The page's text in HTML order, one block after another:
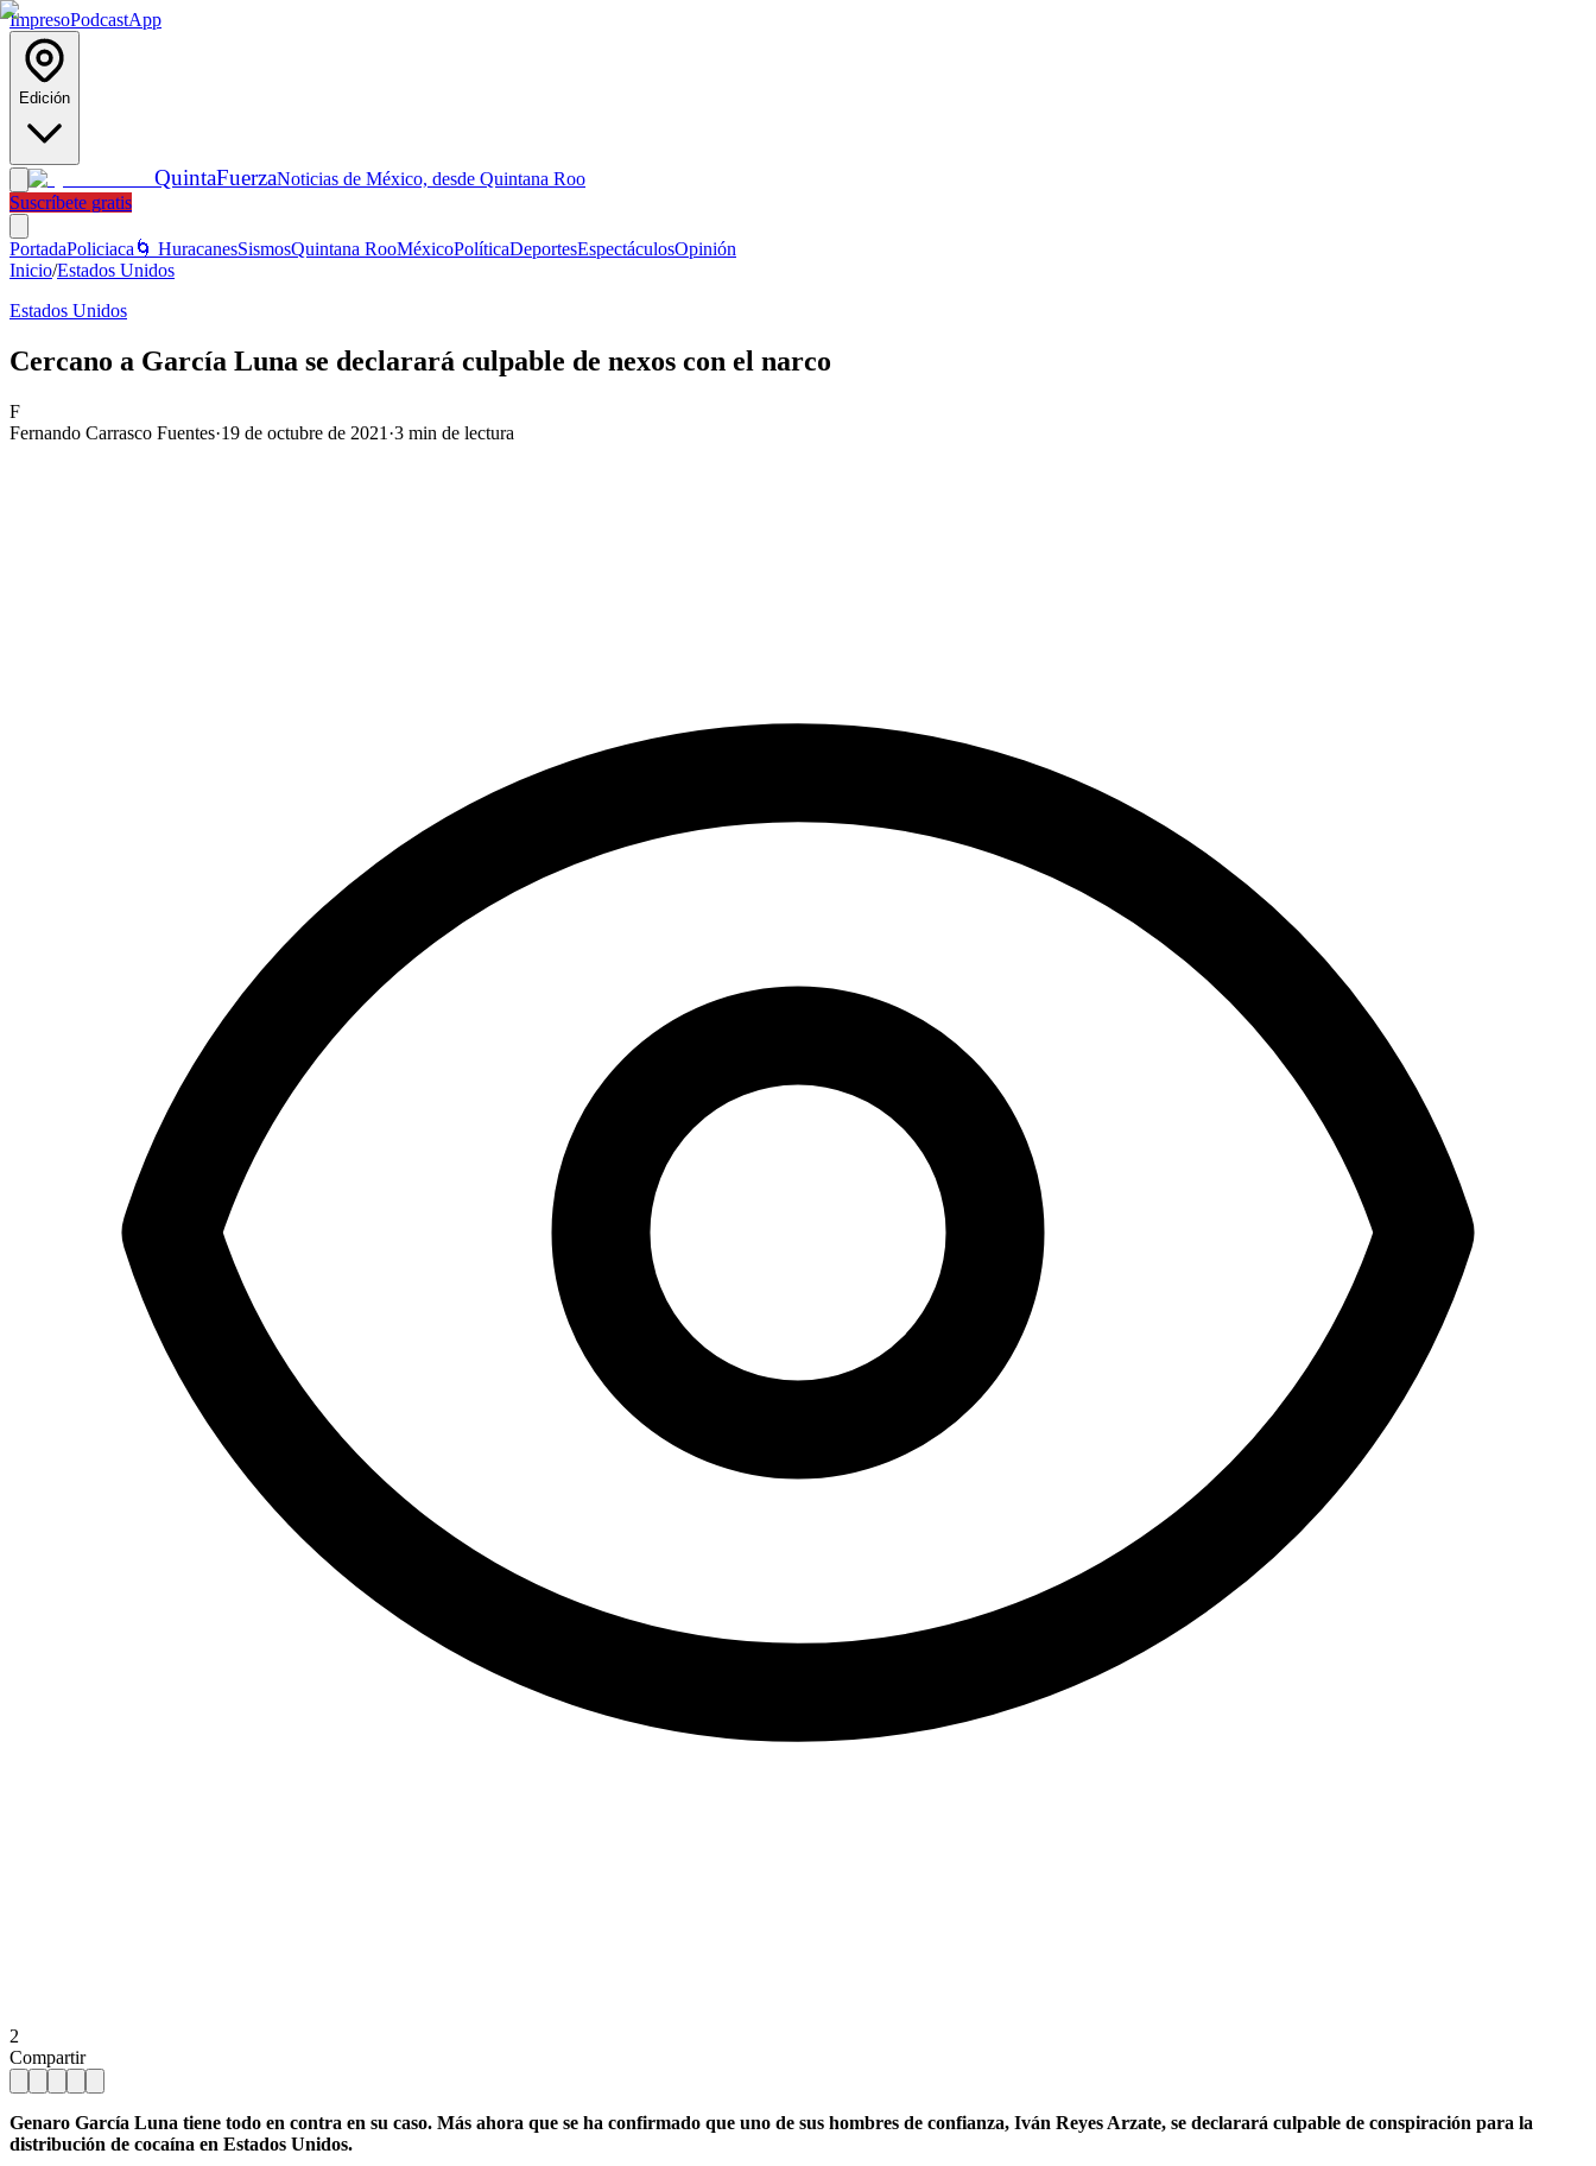
ImpresoPodcastApp
Edición
QuintaFuerzaNoticias de México, desde Quintana Roo
Suscríbete gratis
PortadaPoliciaca 🌀 HuracanesSismosQuintana RooMéxicoPolíticaDeportesEspectáculosOpinión
Inicio/Estados Unidos
Estados Unidos
Cercano a García Luna se declarará culpable de nexos con el narco
F
Fernando Carrasco Fuentes·19 de octubre de 2021 ·3 min de lectura
2
Compartir
Genaro García Luna tiene todo en contra en su caso. Más ahora que se ha confirmado que uno de sus hombres de confianza, Iván Reyes Arzate, se declarará culpable de conspiración para la
distribución de cocaína en Estados Unidos.